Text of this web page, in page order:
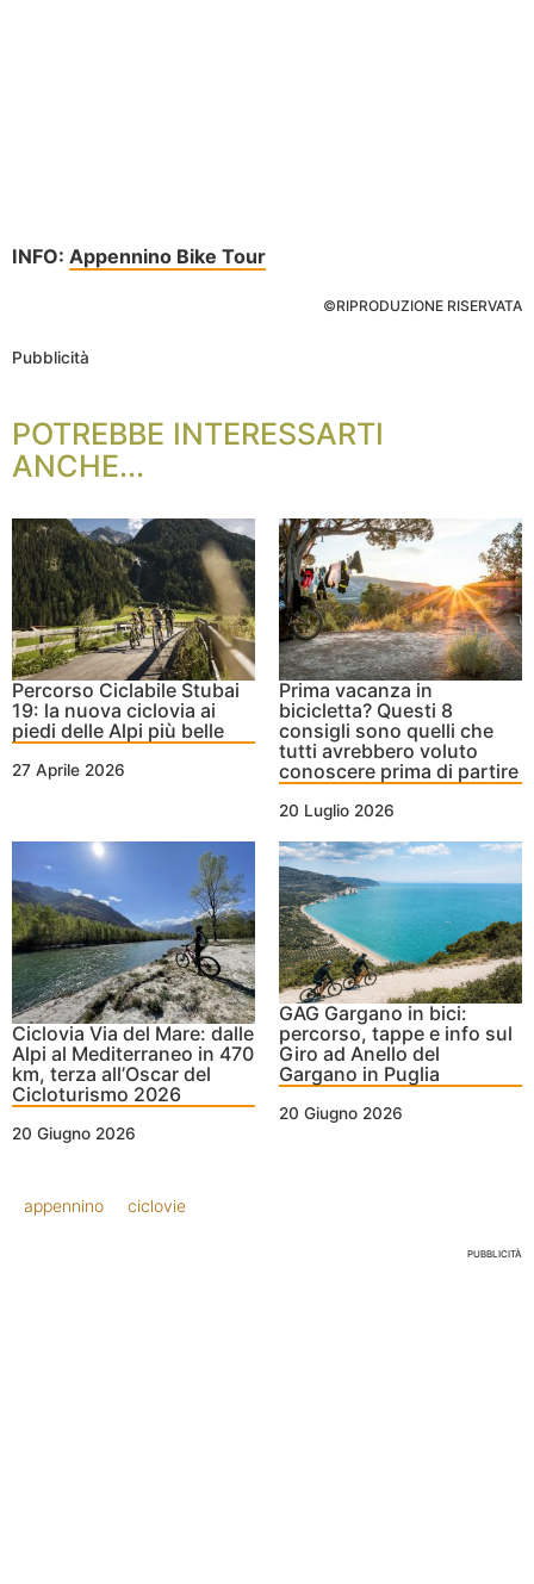
INFO: Appennino Bike Tour
©RIPRODUZIONE RISERVATA
Pubblicità
POTREBBE INTERESSARTI
ANCHE...
Percorso Ciclabile Stubai
19: la nuova ciclovia ai
piedi delle Alpi più belle
27 Aprile 2026
Prima vacanza in
bicicletta? Questi 8
consigli sono quelli che
tutti avrebbero voluto
conoscere prima di partire
20 Luglio 2026
Ciclovia Via del Mare: dalle
Alpi al Mediterraneo in 470
km, terza all’Oscar del
Cicloturismo 2026
20 Giugno 2026
GAG Gargano in bici:
percorso, tappe e info sul
Giro ad Anello del
Gargano in Puglia
20 Giugno 2026
appennino ciclovie
PUBBLICITÀ